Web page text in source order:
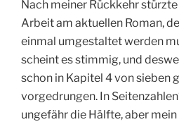
Nach meiner Rückkehr
Arbeit am aktuellen Roman,
einmal umgestaltet werden
scheint es stimmig, und
schon in Kapitel 4 von sieben
vorgedrungen. In
ungefähr die Hälfte, aber